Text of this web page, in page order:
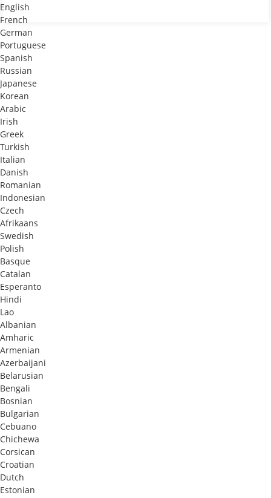
English
French
German
Portuguese
Spanish
Russian
Japanese
Korean
Arabic
Irish
Greek
Turkish
Italian
Danish
Romanian
Indonesian
Czech
Afrikaans
Swedish
Polish
Basque
Catalan
Esperanto
Hindi
Lao
Albanian
Amharic
Armenian
Azerbaijani
Belarusian
Bengali
Bosnian
Bulgarian
Cebuano
Chichewa
Corsican
Croatian
Dutch
Estonian